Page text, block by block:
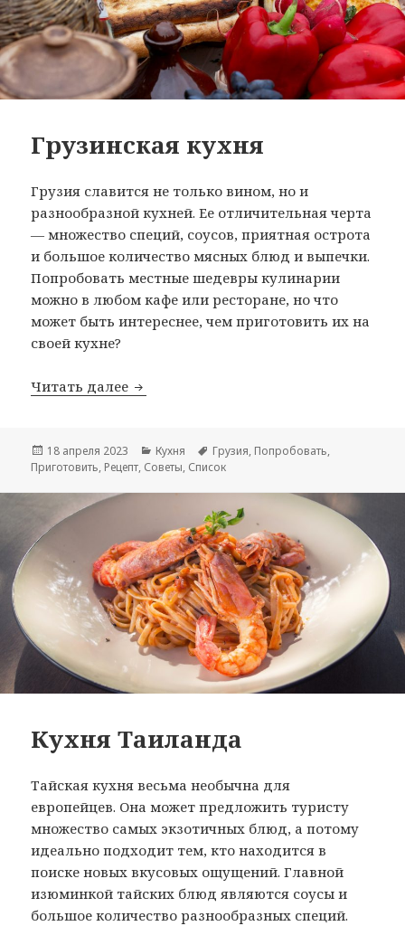
Грузинская кухня
Грузия славится не только вином, но и
разнообразной кухней. Ее отличительная черта
— множество специй, соусов, приятная острота
и большое количество мясных блюд и выпечки.
Попробовать местные шедевры кулинарии
можно в любом кафе или ресторане, но что
может быть интереснее, чем приготовить их на
своей кухне?
Читать далее Грузинская кухня
Опубликовано
18 апреля 2023 Рубрики
Кухня Метки
Грузия, Попробовать,
Приготовить, Рецепт, Советы, Список
Кухня Таиланда
Тайская кухня весьма необычна для
европейцев. Она может предложить туристу
множество самых экзотичных блюд, а потому
идеально подходит тем, кто находится в
поиске новых вкусовых ощущений. Главной
изюминкой тайских блюд являются соусы и
большое количество разнообразных специй.